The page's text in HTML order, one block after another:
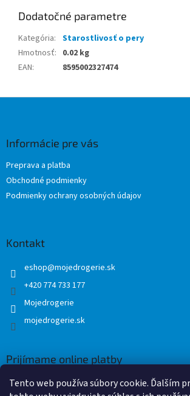
Tento web používa súbory cookie. Ďalším
Dodatočné parametre
Kategória: Starostlivosť o pery
Hmotnosť: 0.02 kg
EAN: 8595002327474
Informácie pre vás
Preprava a platba
Obchodné podmienky
Podmienky ochrany osobných údajov
Kontakt
eshop@mojedrogerie.sk
+420 774 733 177
Mojedrogerie
mojedrogerie.sk
Prijímame online platby